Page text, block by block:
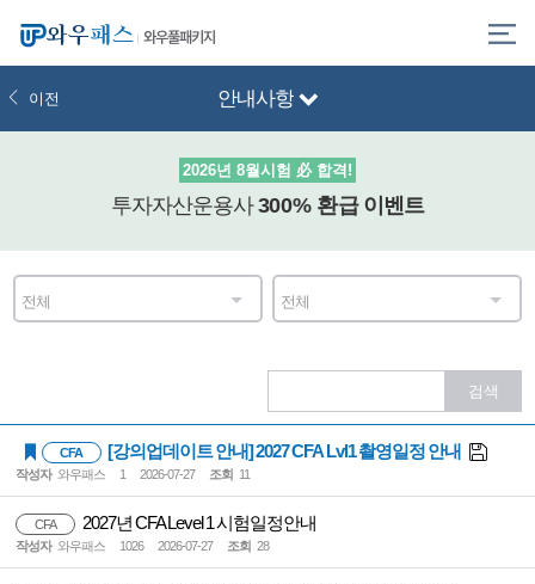
와우풀패키지
안내사항
이전
2026년 8월시험 必 합격!
투자자산운용사300% 환급이벤트
전체 전체
CFA [강의업데이트 안내] 2027 CFA Lvl1 촬영일정 안내
작성자 와우패스 1 2026-07-27 조회 11
CFA 2027년 CFA Level 1 시험일정안내
작성자 와우패스 1026 2026-07-27 조회 28